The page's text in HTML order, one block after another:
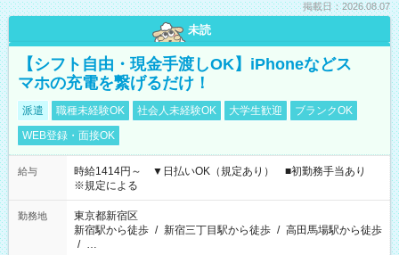
掲載日：2026.08.07
未読
【シフト自由・現金手渡しOK】iPhoneなどス
マホの充電を繋げるだけ！
派遣 職種未経験OK 社会人未経験OK 大学生歓迎
ブランクOK
WEB登録・面接OK
給与
時給1414円～ ▼日払いOK（規定あり） ■初勤務手当あり
※規定による
勤務地
東京都新宿区
新宿駅から徒歩 / 新宿三丁目駅から徒歩 / 高田馬場駅から徒歩
/ …